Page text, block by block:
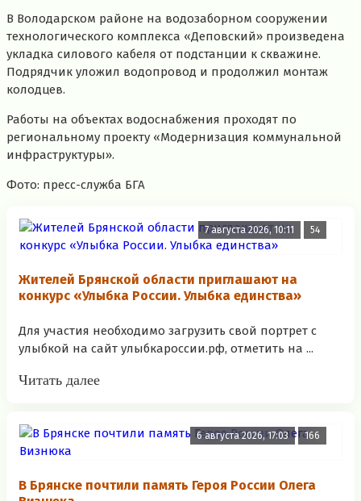
В Володарском районе на водозаборном сооружении
технологического комплекса «Деповский» произведена
укладка силового кабеля от подстанции к скважине.
Подрядчик уложил водопровод и продолжил монтаж
колодцев.
Работы на объектах водоснабжения проходят по
региональному проекту «Модернизация коммунальной
инфраструктуры».
Фото: пресс-служба БГА
7 августа 2026, 10:11 54
Жителей Брянской области приглашают на
конкурс «Улыбка России. Улыбка единства»
Для участия необходимо загрузить свой портрет с
улыбкой на сайт улыбкароссии.рф, отметить на ...
Читать далее
6 августа 2026, 17:03 166
В Брянске почтили память Героя России Олега